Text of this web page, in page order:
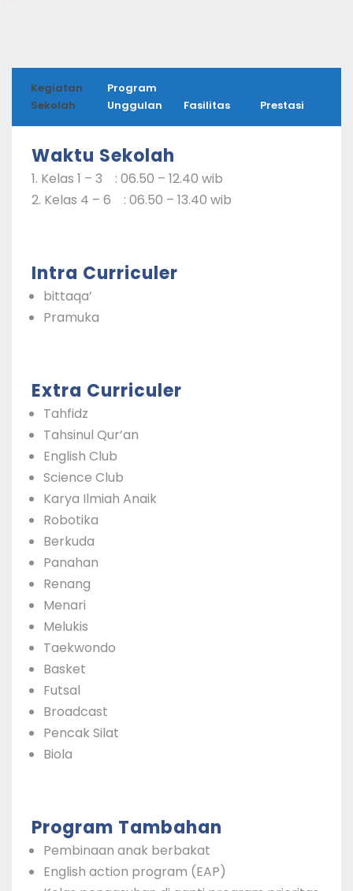
Kegiatan
Sekolah
Program
Unggulan
Fasilitas Prestasi
Waktu Sekolah
1. Kelas 1 – 3 : 06.50 – 12.40 wib
2. Kelas 4 – 6 : 06.50 – 13.40 wib
Intra Curriculer
bittaqa’
Pramuka
Extra Curriculer
Tahfidz
Tahsinul Qur’an
English Club
Science Club
Karya Ilmiah Anaik
Robotika
Berkuda
Panahan
Renang
Menari
Melukis
Taekwondo
Basket
Futsal
Broadcast
Pencak Silat
Biola
Program Tambahan
Pembinaan anak berbakat
English action program (EAP)